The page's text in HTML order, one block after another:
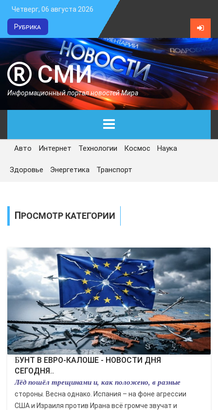
Четверг, 06 августа 2026
Рубрика
СМИ
Информационный портал новостей Мира
ГЛАВНАЯ
СЕГОДНЯ
КУЛЬТУРА
СПОРТ
ВОЕННЫЕ ДЕЙСТВИЯ
ПРОИСШЕСТВИЯ
Авто Интернет Технологии Космос Наука
Здоровье Энергетика Транспорт
ПРОСМОТР КАТЕГОРИИ
БУНТ В ЕВРО-КАЛОШЕ - НОВОСТИ ДНЯ
СЕГОДНЯ..
Лёд пошёл трещинами и, как положено, в разные
стороны. Весна однако. Испания – на фоне агрессии
США и Израиля против Ирана всё громче звучат и